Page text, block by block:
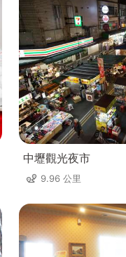
中壢觀光夜市
9.96 公里